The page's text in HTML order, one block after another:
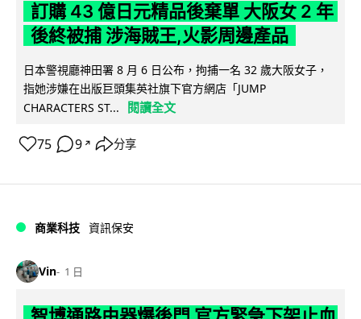
訂購 43 億日元精品後棄單 大阪女 2 年
後終被捕 涉海賊王,火影周邊產品
日本警視廳神田署 8 月 6 日公布，拘捕一名 32 歲大阪女子，
指她涉嫌在出版巨頭集英社旗下官方網店「JUMP
CHARACTERS ST...
閱讀全文
75 9 ↗ 分享
商業科技 資訊保安
Vin 1 日